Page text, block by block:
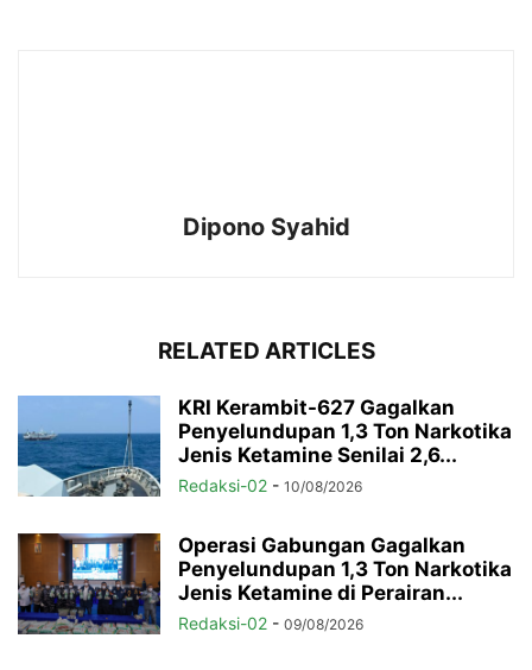
Dipono Syahid
RELATED ARTICLES
KRI Kerambit-627 Gagalkan
Penyelundupan 1,3 Ton Narkotika
Jenis Ketamine Senilai 2,6...
Redaksi-02 - 10/08/2026
Operasi Gabungan Gagalkan
Penyelundupan 1,3 Ton Narkotika
Jenis Ketamine di Perairan...
Redaksi-02 - 09/08/2026